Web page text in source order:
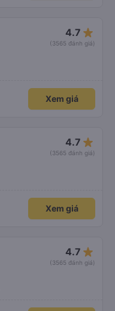
4.7 star_rate
(3565 đánh giá)
Xem giá
4.7 star_rate
(3565 đánh giá)
Xem giá
4.7 star_rate
(3565 đánh giá)